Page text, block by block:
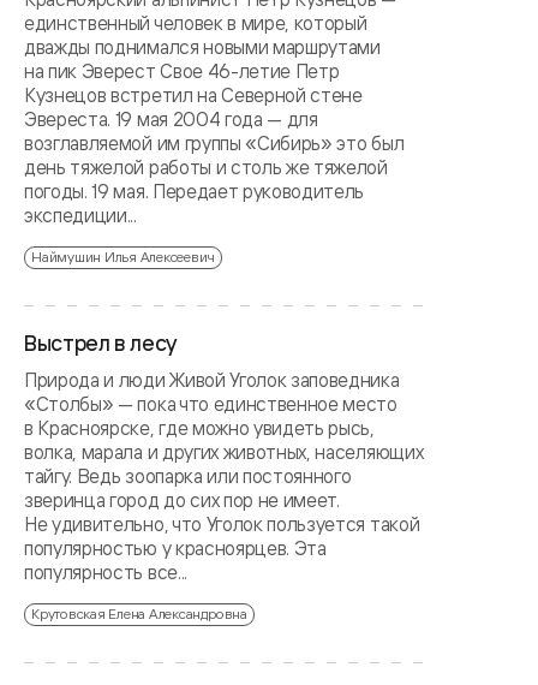
единственный человек в мире, который
дважды поднимался новыми маршрутами
на пик Эверест Свое 46-летие Петр
Кузнецов встретил на Северной стене
Эвереста. 19 мая 2004 года — для
возглавляемой им группы «Сибирь» это был
день тяжелой работы и столь же тяжелой
погоды. 19 мая. Передает руководитель
экспедиции...
Наймушин Илья Алексеевич
Выстрел в лесу
Природа и люди Живой Уголок заповедника
«Столбы» — пока что единственное место
в Красноярске, где можно увидеть рысь,
волка, марала и других животных, населяющих
тайгу. Ведь зоопарка или постоянного
зверинца город до сих пор не имеет.
Не удивительно, что Уголок пользуется такой
популярностью у красноярцев. Эта
популярность все...
Крутовская Елена Александровна